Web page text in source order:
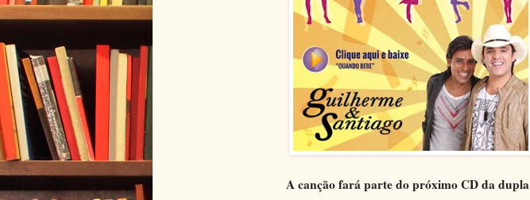
A canção fará parte do próximo CD da dupla